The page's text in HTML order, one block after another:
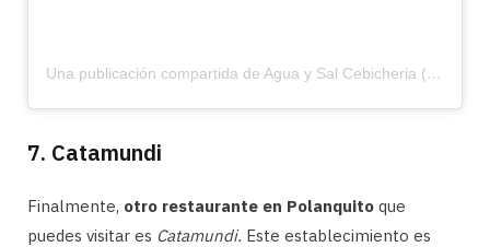
Una publicación compartida de Agua y Sal Cebicheria (@aguaysaldf)
7. Catamundi
Finalmente, otro restaurante en Polanquito que
puedes visitar es Catamundi. Este establecimiento es